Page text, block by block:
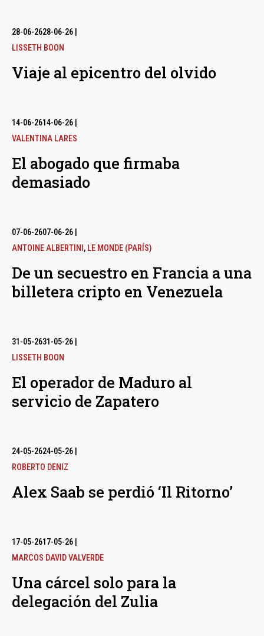
28-06-2628-06-26
LISSETH BOON
Viaje al epicentro del olvido
14-06-2614-06-26
VALENTINA LARES
El abogado que firmaba
demasiado
07-06-2607-06-26
ANTOINE ALBERTINI , LE MONDE (PARÍS)
De un secuestro en Francia a una
billetera cripto en Venezuela
31-05-2631-05-26
LISSETH BOON
El operador de Maduro al
servicio de Zapatero
24-05-2624-05-26
ROBERTO DENIZ
Alex Saab se perdió ‘Il Ritorno’
17-05-2617-05-26
MARCOS DAVID VALVERDE
Una cárcel solo para la
delegación del Zulia